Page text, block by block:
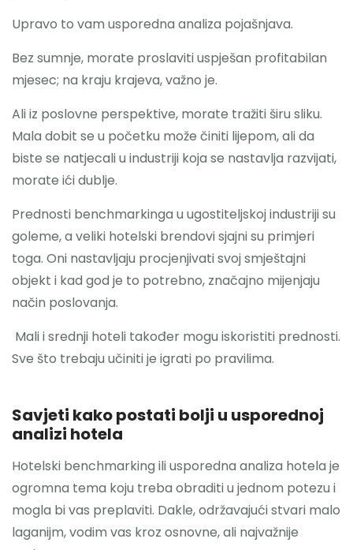
Upravo to vam usporedna analiza pojašnjava.
Bez sumnje, morate proslaviti uspješan profitabilan
mjesec; na kraju krajeva, važno je.
Ali iz poslovne perspektive, morate tražiti širu sliku.
Mala dobit se u početku može činiti lijepom, ali da
biste se natjecali u industriji koja se nastavlja razvijati,
morate ići dublje.
Prednosti benchmarkinga u ugostiteljskoj industriji su
goleme, a veliki hotelski brendovi sjajni su primjeri
toga. Oni nastavljaju procjenjivati ​​svoj smještajni
objekt i kad god je to potrebno, značajno mijenjaju
način poslovanja.
Mali i srednji hoteli također mogu iskoristiti prednosti.
Sve što trebaju učiniti je igrati po pravilima.
Savjeti kako postati bolji u usporednoj
analizi hotela
Hotelski benchmarking ili usporedna analiza hotela je
ogromna tema koju treba obraditi u jednom potezu i
mogla bi vas preplaviti. Dakle, održavajući stvari malo
laganijm, vodim vas kroz osnovne, ali najvažnije